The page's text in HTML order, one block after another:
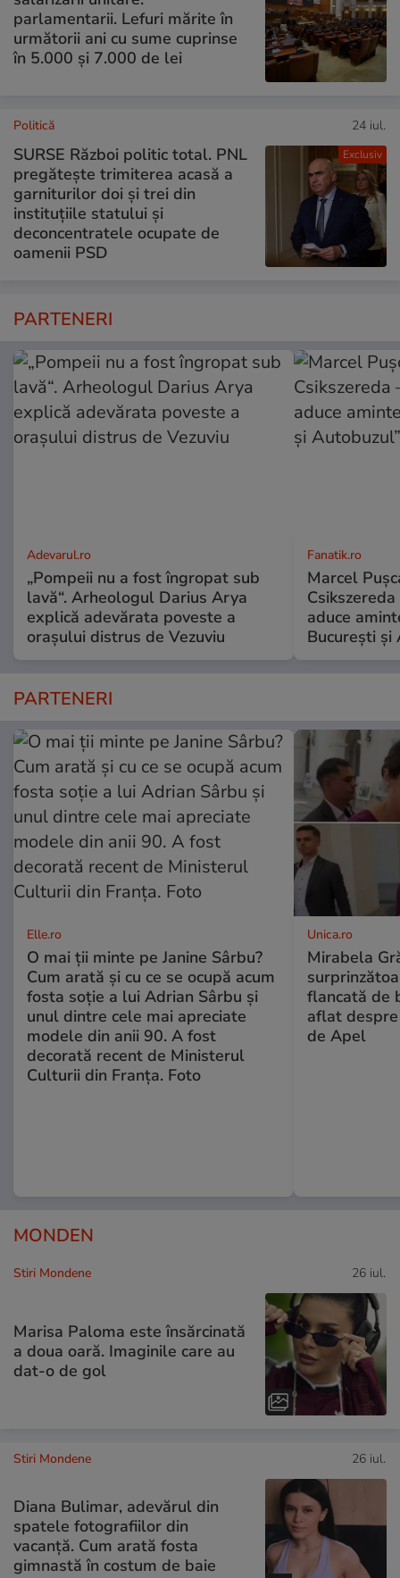
parlamentarii. Lefuri mărite în
următorii ani cu sume cuprinse
în 5.000 și 7.000 de lei
Exclusiv
Politică 24 iul.
SURSE Război politic total. PNL
pregătește trimiterea acasă a
garniturilor doi și trei din
instituțiile statului și
deconcentratele ocupate de
oamenii PSD
PARTENERI
Adevarul.ro
„Pompeii nu a fost îngropat sub
lavă“. Arheologul Darius Arya
explică adevărata poveste a
orașului distrus de Vezuviu
Fanatik.ro
Marcel
aduce
București și
PARTENERI
Elle.ro
O mai ții minte pe Janine Sârbu?
Cum arată și cu ce se ocupă acum
fosta soție a lui Adrian Sârbu și
unul dintre cele mai apreciate
modele din anii 90. A fost
decorată recent de Ministerul
Culturii din Franța. Foto
Unica.ro
Mirabela
flancată de
aflat
de Apel
MONDEN
Stiri Mondene 26 iul.
Marisa Paloma este însărcinată
a doua oară. Imaginile care au
dat-o de gol
Stiri Mondene 26 iul.
Diana Bulimar, adevărul din
spatele fotografiilor din
vacanță. Cum arată fosta
gimnastă în costum de baie